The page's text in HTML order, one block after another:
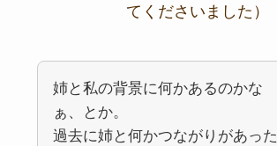
てくださいました）
姉と私の背景に何かあるのかな
ぁ、とか。
過去に姉と何かつながりがあった